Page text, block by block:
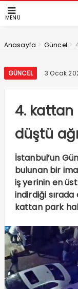
MENÜ
Anasayfa > Güncel >
GÜNCEL 3 Ocak
4.
düştü
İstanbul’un
bulunan bir
iş yerinin en
indirdiği
kattan park